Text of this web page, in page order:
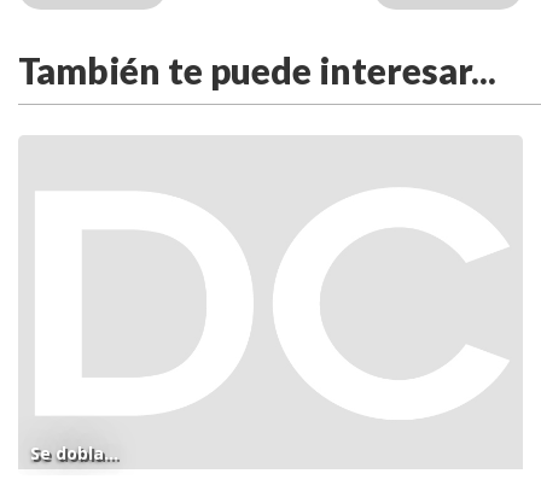
También te puede interesar...
Se dobla...